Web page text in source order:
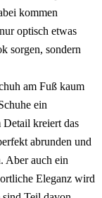
kommen
optisch etwas
sorgen, sondern
am Fuß kaum
ein
kreiert das
abrunden und
Aber auch ein
Eleganz wird